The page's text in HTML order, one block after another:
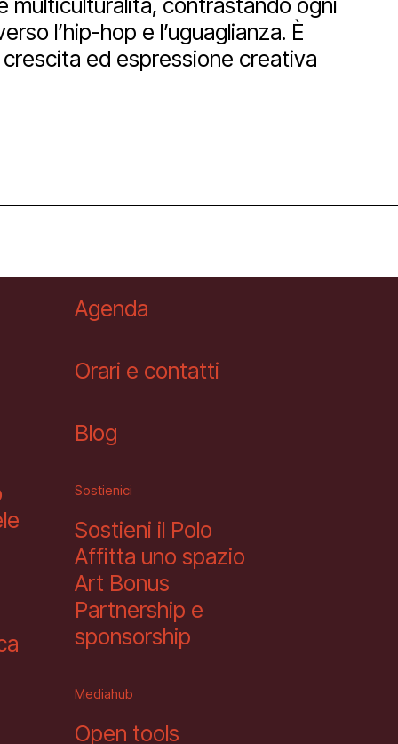
Newsletter
multiculturalità, contrastando ogni
l’hip-hop e l’uguaglianza. È
ed espressione creativa
Agenda
Orari e contatti
Blog
Sostienici
Sostieni il Polo
Affitta uno spazio
Art Bonus
Partnership e
sponsorship
Mediahub
Open tools